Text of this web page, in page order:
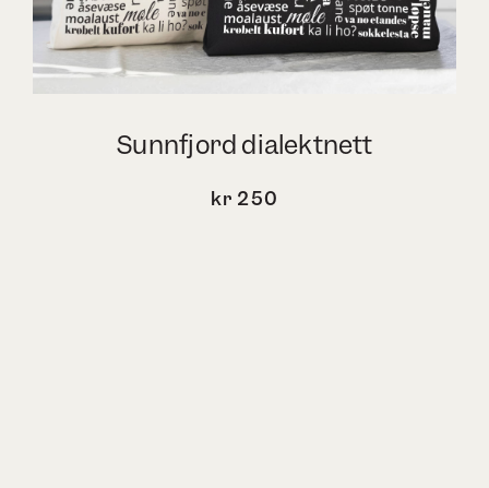
Sunnfjord dialektnett
kr 250